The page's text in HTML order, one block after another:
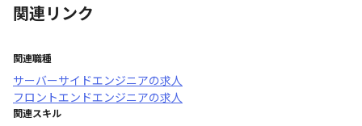
関連リンク
関連職種
サーバーサイドエンジニアの求人
フロントエンドエンジニアの求人
関連スキル